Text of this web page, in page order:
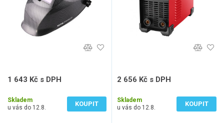
1 643 Kč s DPH
Skladem
u vás do 12.8.
KOUPIT
2 656 Kč s DPH
Skladem
u vás do 12.8.
KOUPIT